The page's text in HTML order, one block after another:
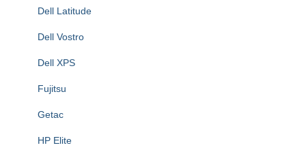
Dell Latitude
Dell Vostro
Dell XPS
Fujitsu
Getac
HP Elite